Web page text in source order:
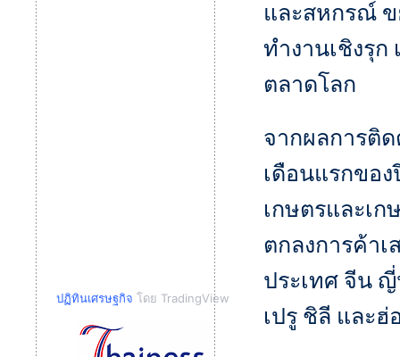
ปฏิทินเศรษฐกิจ โดย TradingView
และสหกรณ์ ข
ทำงานเชิงรุ
ตลาดโลก
จากผลการติ
เดือนแรกขอ
เกษตรและเ
ตกลงการค้าเ
ประเทศ จีน
เปรู ชิลี และฮ่